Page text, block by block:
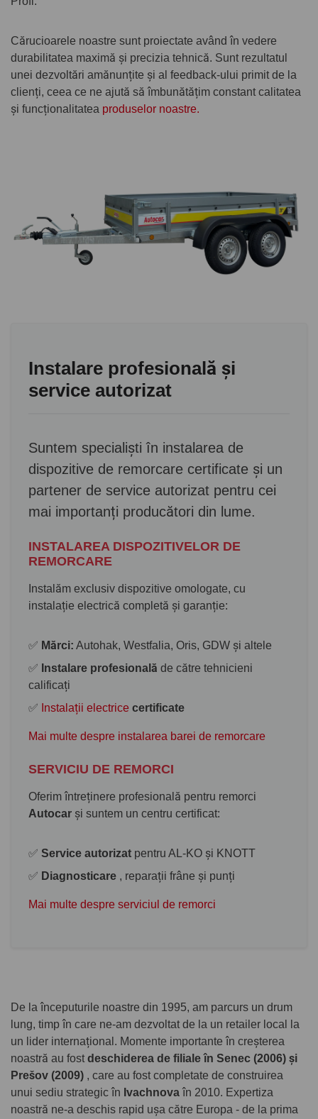
Cărucioarele noastre sunt proiectate având în vedere
durabilitatea maximă și precizia tehnică. Sunt rezultatul
unei dezvoltări amănunțite și al feedback-ului primit de la
clienți, ceea ce ne ajută să îmbunătățim constant calitatea
și funcționalitatea produselor noastre.
Instalare profesională și
service autorizat
Suntem specialiști în instalarea de
dispozitive de remorcare certificate și un
partener de service autorizat pentru cei
mai importanți producători din lume.
INSTALAREA DISPOZITIVELOR DE
REMORCARE
Instalăm exclusiv dispozitive omologate, cu
instalație electrică completă și garanție:
✅ Mărci: Autohak, Westfalia, Oris, GDW și altele
✅ Instalare profesională de către tehnicieni
calificați
✅ Instalații electrice certificate
Mai multe despre instalarea barei de remorcare
SERVICIU DE REMORCI
Oferim întreținere profesională pentru remorci
Autocar și suntem un centru certificat:
✅ Service autorizat pentru AL-KO și KNOTT
✅ Diagnosticare , reparații frâne și punți
Mai multe despre serviciul de remorci
De la începuturile noastre din 1995, am parcurs un drum
lung, timp în care ne-am dezvoltat de la un retailer local la
un lider internațional. Momente importante în creșterea
noastră au fost deschiderea de filiale în Senec (2006) și
Prešov (2009) , care au fost completate de construirea
unui sediu strategic în Ivachnova în 2010. Expertiza
noastră ne-a deschis rapid ușa către Europa - de la prima